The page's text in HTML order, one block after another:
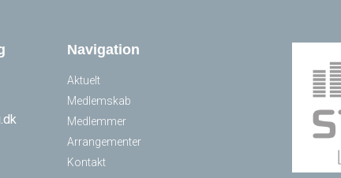
Navigation
Aktuelt
Medlemskab
Medlemmer
Arrangementer
Kontakt